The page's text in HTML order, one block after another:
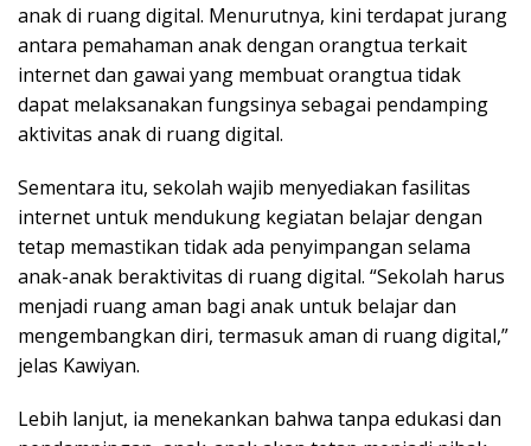
anak di ruang digital. Menurutnya, kini terdapat jurang
antara pemahaman anak dengan orangtua terkait
internet dan gawai yang membuat orangtua tidak
dapat melaksanakan fungsinya sebagai pendamping
aktivitas anak di ruang digital.
Sementara itu, sekolah wajib menyediakan fasilitas
internet untuk mendukung kegiatan belajar dengan
tetap memastikan tidak ada penyimpangan selama
anak-anak beraktivitas di ruang digital. “Sekolah harus
menjadi ruang aman bagi anak untuk belajar dan
mengembangkan diri, termasuk aman di ruang digital,”
jelas Kawiyan.
Lebih lanjut, ia menekankan bahwa tanpa edukasi dan